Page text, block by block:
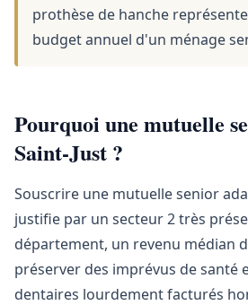
prothèse de hanche
budget annuel d'un ménage
Pourquoi une mutuelle
Saint-Just ?
Souscrire une mutuelle senior
justifie par un secteur 2 très
département, un revenu médian
préserver des imprévus de santé
dentaires lourdement facturés